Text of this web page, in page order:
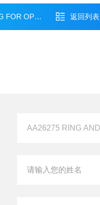
XRF 返回列表